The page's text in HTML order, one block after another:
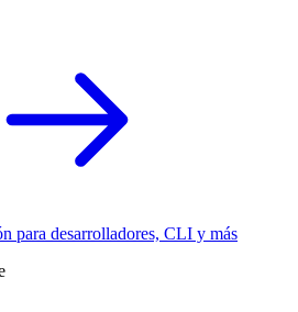
para desarrolladores, CLI y más